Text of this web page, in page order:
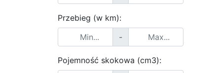
Przebieg (w km):
-
Pojemność skokowa (cm3):